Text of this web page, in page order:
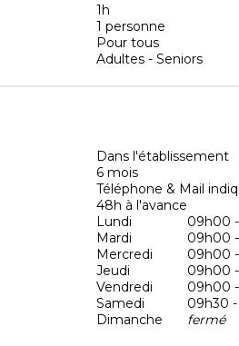
1h
1 personne
Pour tous
Adultes - Seniors
Dans l'établissement
6 mois
Téléphone & Mail
48h à l'avance
Lundi
09h00
Mardi
09h00
Mercredi
09h00
Jeudi
09h00
Vendredi
09h00
Samedi
09h30 -
Dimanche
fermé